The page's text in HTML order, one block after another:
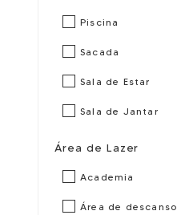
Piscina
Sacada
Sala de Estar
Sala de Jantar
Área de Lazer
Academia
Área de descanso